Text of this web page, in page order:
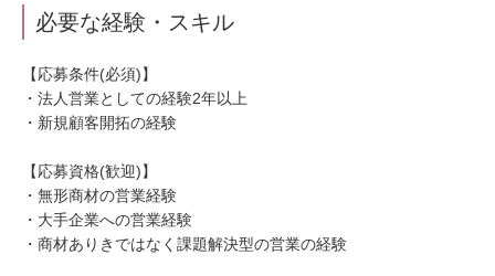
必要な経験・スキル
【応募条件(必須)】
・法人営業としての経験2年以上
・新規顧客開拓の経験
【応募資格(歓迎)】
・無形商材の営業経験
・大手企業への営業経験
・商材ありきではなく課題解決型の営業の経験